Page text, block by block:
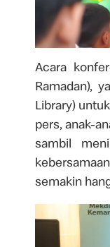
Acara
Ramadan),
Library)
pers, anak-
sambil
semakin